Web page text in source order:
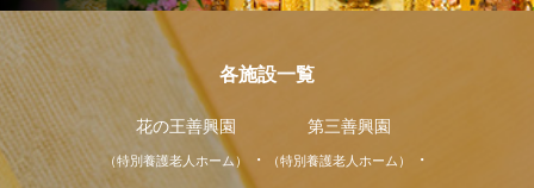
各施設一覧
花の王善興園
（特別養護老人ホーム）
第三善興園
（特別養護老人ホーム）